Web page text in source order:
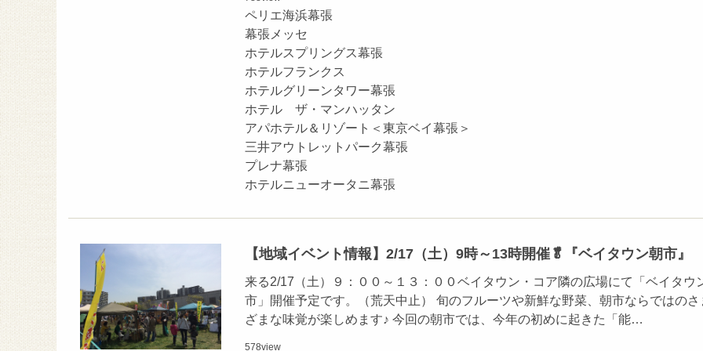
ペリエ海浜幕張
幕張メッセ
ホテルスプリングス幕張
ホテルフランクス
ホテルグリーンタワー幕張
ホテル ザ・マンハッタン
アパホテル＆リゾート＜東京ベイ幕張＞
三井アウトレットパーク幕張
プレナ幕張
ホテルニューオータニ幕張
【地域イベント情報】2/17（土）9時～13時開催🥬『ベイタウン朝市』
来る2/17（土）９：００～１３：００ベイタウン・コア隣の広場にて「ベイタウ
市」開催予定です。（荒天中止） 旬のフルーツや新鮮な野菜、朝市ならではのさ
ざまな味覚が楽しめます♪ 今回の朝市では、今年の初めに起きた「能…
578view